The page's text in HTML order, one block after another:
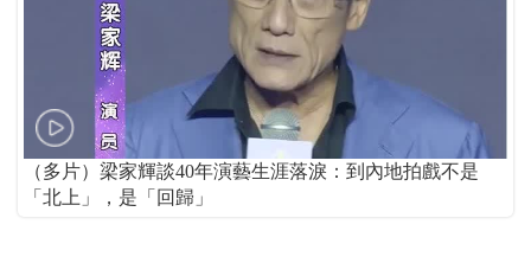
（多片）梁家輝談40年演藝生涯落淚：到內地拍戲不是
「北上」，是「回歸」